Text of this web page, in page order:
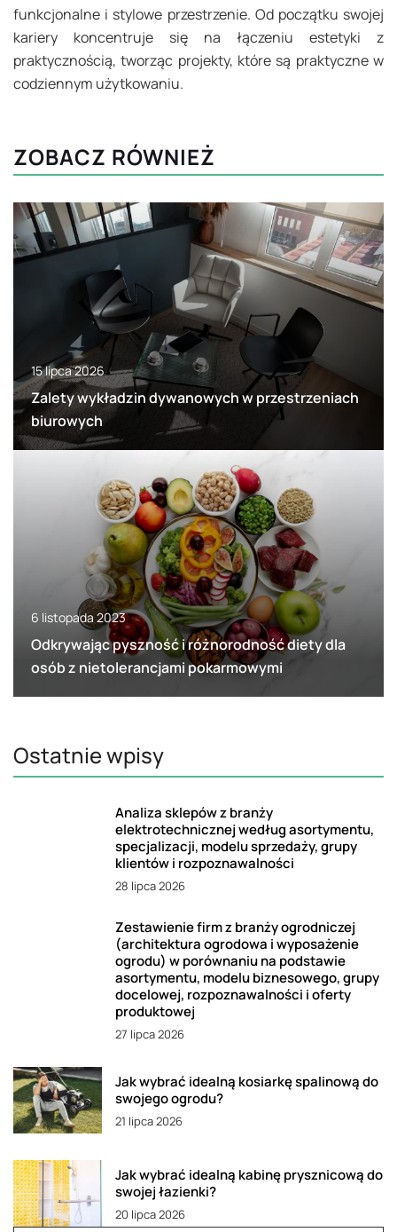
funkcjonalne i stylowe przestrzenie. Od początku swojej
kariery koncentruje się na łączeniu estetyki z
praktycznością, tworząc projekty, które są praktyczne w
codziennym użytkowaniu.
ZOBACZ RÓWNIEŻ
15 lipca 2026
Zalety wykładzin dywanowych w przestrzeniach
biurowych
6 listopada 2023
Odkrywając pyszność i różnorodność diety dla
osób z nietolerancjami pokarmowymi
Ostatnie wpisy
Analiza sklepów z branży
elektrotechnicznej według asortymentu,
specjalizacji, modelu sprzedaży, grupy
klientów i rozpoznawalności
28 lipca 2026
Zestawienie firm z branży ogrodniczej
(architektura ogrodowa i wyposażenie
ogrodu) w porównaniu na podstawie
asortymentu, modelu biznesowego, grupy
docelowej, rozpoznawalności i oferty
produktowej
27 lipca 2026
Jak wybrać idealną kosiarkę spalinową do
swojego ogrodu?
21 lipca 2026
Jak wybrać idealną kabinę prysznicową do
swojej łazienki?
20 lipca 2026